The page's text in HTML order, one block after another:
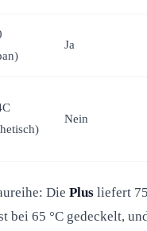
Ja
Nein
Die Plus liefert
bei 65 °C gedeckelt,